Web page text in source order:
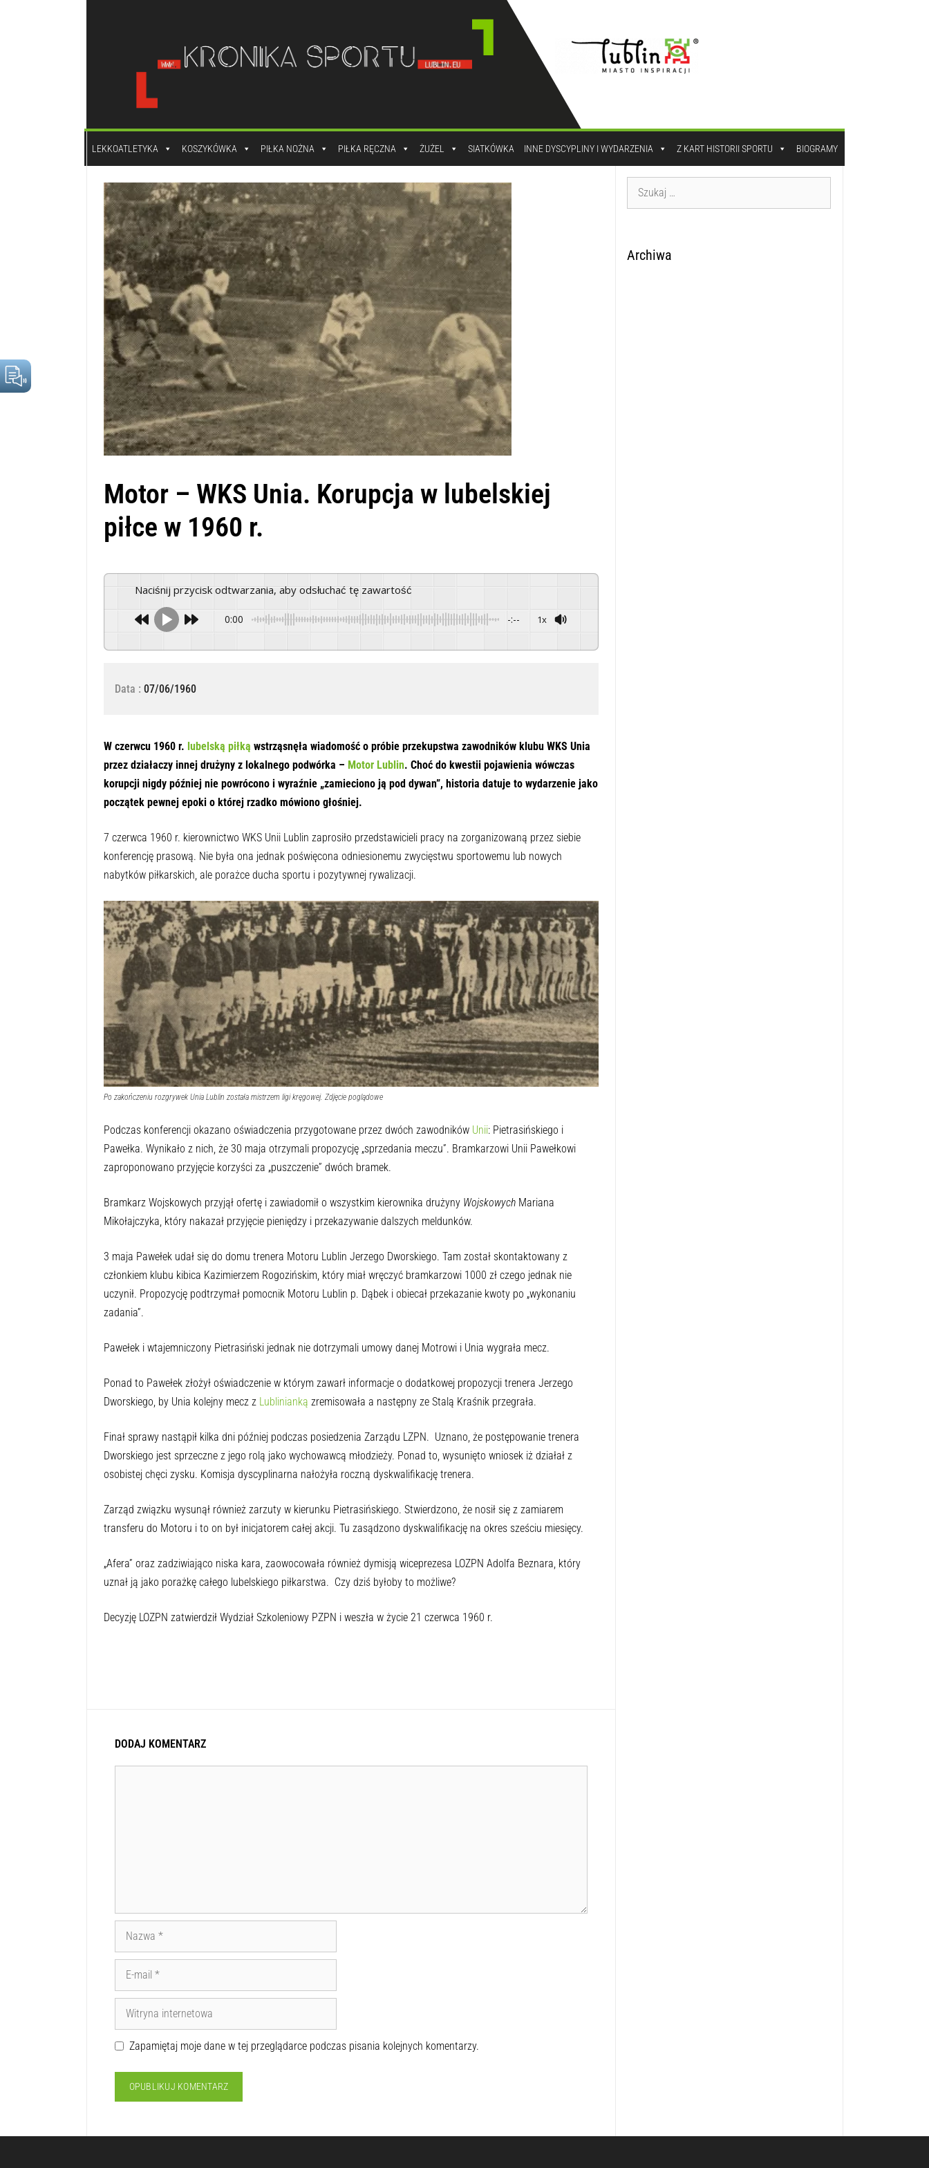
LEKKOATLETYKA KOSZYKÓWKA PIŁKA NOŻNA PIŁKA RĘCZNA ŻUŻEL SIATKÓWKA INNE DYSCYPLINY I WYDARZENIA Z KART HISTORII SPORTU BIOGRAMY
Motor – WKS Unia. Korupcja w lubelskiej
piłce w 1960 r.
Naciśnij przycisk odtwarzania, aby odsłuchać tę zawartość
0:00 -:-- 1x
Data : 07/06/1960
W czerwcu 1960 r. lubelską piłką wstrząsnęła wiadomość o próbie przekupstwa zawodników klubu WKS Unia
przez działaczy innej drużyny z lokalnego podwórka – Motor Lublin. Choć do kwestii pojawienia wówczas
korupcji nigdy później nie powrócono i wyraźnie „zamieciono ją pod dywan”, historia datuje to wydarzenie jako
początek pewnej epoki o której rzadko mówiono głośniej.
7 czerwca 1960 r. kierownictwo WKS Unii Lublin zaprosiło przedstawicieli pracy na zorganizowaną przez siebie
konferencję prasową. Nie była ona jednak poświęcona odniesionemu zwycięstwu sportowemu lub nowych
nabytków piłkarskich, ale porażce ducha sportu i pozytywnej rywalizacji.
Po zakończeniu rozgrywek Unia Lublin została mistrzem ligi kręgowej. Zdjęcie poglądowe
Podczas konferencji okazano oświadczenia przygotowane przez dwóch zawodnikówUnii: Pietrasińskiego i
Pawełka. Wynikało z nich, że 30 maja otrzymali propozycję „sprzedania meczu”. Bramkarzowi Unii Pawełkowi
zaproponowano przyjęcie korzyści za „puszczenie” dwóch bramek.
Bramkarz Wojskowych przyjął ofertę i zawiadomił o wszystkim kierownika drużyny Wojskowych Mariana
Mikołajczyka, który nakazał przyjęcie pieniędzy i przekazywanie dalszych meldunków.
3 maja Pawełek udał się do domu trenera Motoru Lublin Jerzego Dworskiego. Tam został skontaktowany z
członkiem klubu kibica Kazimierzem Rogozińskim, który miał wręczyć bramkarzowi 1000 zł czego jednak nie
uczynił. Propozycję podtrzymał pomocnik Motoru Lublin p. Dąbek i obiecał przekazanie kwoty po „wykonaniu
zadania”.
Pawełek i wtajemniczony Pietrasiński jednak nie dotrzymali umowy danej Motrowi i Unia wygrała mecz.
Ponad to Pawełek złożył oświadczenie w którym zawarł informacje o dodatkowej propozycji trenera Jerzego
Dworskiego, by Unia kolejny mecz z Lublinianką zremisowała a następny ze Stalą Kraśnik przegrała.
Finał sprawy nastąpił kilka dni później podczas posiedzenia Zarządu LZPN. Uznano, że postępowanie trenera
Dworskiego jest sprzeczne z jego rolą jako wychowawcą młodzieży. Ponad to, wysunięto wniosek iż działał z
osobistej chęci zysku. Komisja dyscyplinarna nałożyła roczną dyskwalifikację trenera.
Zarząd związku wysunął również zarzuty w kierunku Pietrasińskiego. Stwierdzono, że nosił się z zamiarem
transferu do Motoru i to on był inicjatorem całej akcji. Tu zasądzono dyskwalifikację na okres sześciu miesięcy.
„Afera” oraz zadziwiająco niska kara, zaowocowała również dymisją wiceprezesa LOZPN Adolfa Beznara, który
uznał ją jako porażkę całego lubelskiego piłkarstwa. Czy dziś byłoby to możliwe?
Decyzję LOZPN zatwierdził Wydział Szkoleniowy PZPN i weszła w życie 21 czerwca 1960 r.
DODAJ KOMENTARZ
Zapamiętaj moje dane w tej przeglądarce podczas pisania kolejnych komentarzy.
Archiwa